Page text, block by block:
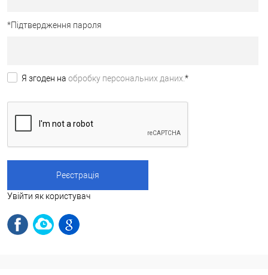
*Підтвердження пароля
Я згоден на обробку персональних даних. *
Увійти як користувач